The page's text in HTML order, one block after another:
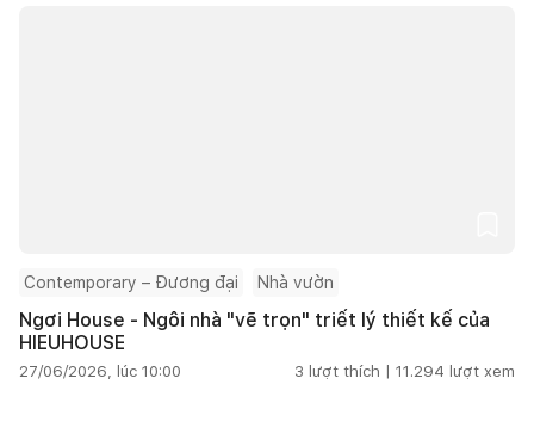
Contemporary – Đương đại Nhà vườn
Ngơi House - Ngôi nhà "vẽ trọn" triết lý thiết kế của
HIEUHOUSE
27/06/2026, lúc 10:00 3 lượt thích | 11.294 lượt xem